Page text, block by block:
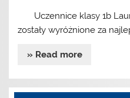
Uczennice klasy 1b
zostały wyróżnione za
» Read more